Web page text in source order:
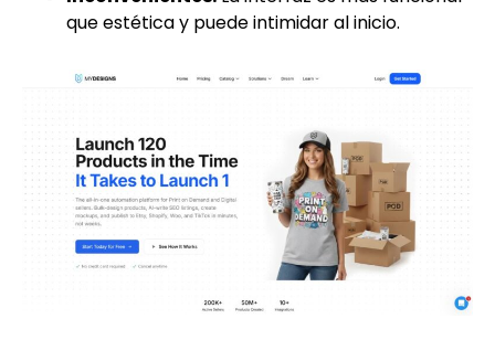
que estética y puede intimidar al inicio.